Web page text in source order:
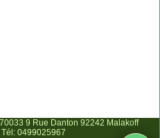
9 Rue Danton 92242 Malakoff
0499025967